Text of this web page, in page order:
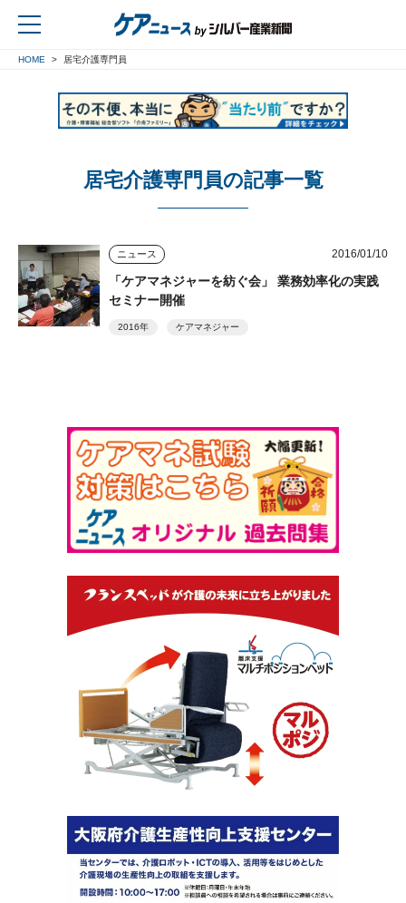
HOME 居宅介護専門員
居宅介護専門員の記事一覧
ニュース 2016/01/10
「ケアマネジャーを紡ぐ会」 業務効率化の実践
セミナー開催
2016年 ケアマネジャー